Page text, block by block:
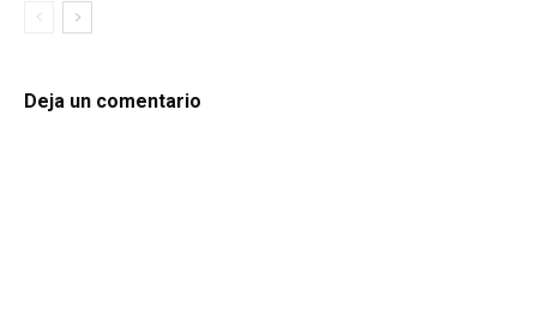
Deja un comentario